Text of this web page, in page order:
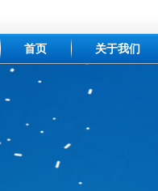
首页 关于我们